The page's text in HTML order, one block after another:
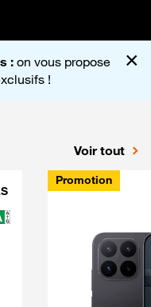
: on vous propose
!
×
Voir tout
Promotion